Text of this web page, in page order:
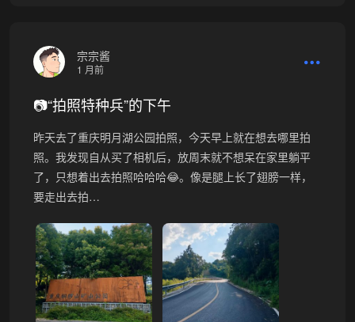
宗宗酱
1 月前
📷“拍照特种兵”的下午
昨天去了重庆明月湖公园拍照，今天早上就在想去哪里拍
照。我发现自从买了相机后，放周末就不想呆在家里躺平
了，只想着出去拍照哈哈哈😂。像是腿上长了翅膀一样，
要走出去拍…